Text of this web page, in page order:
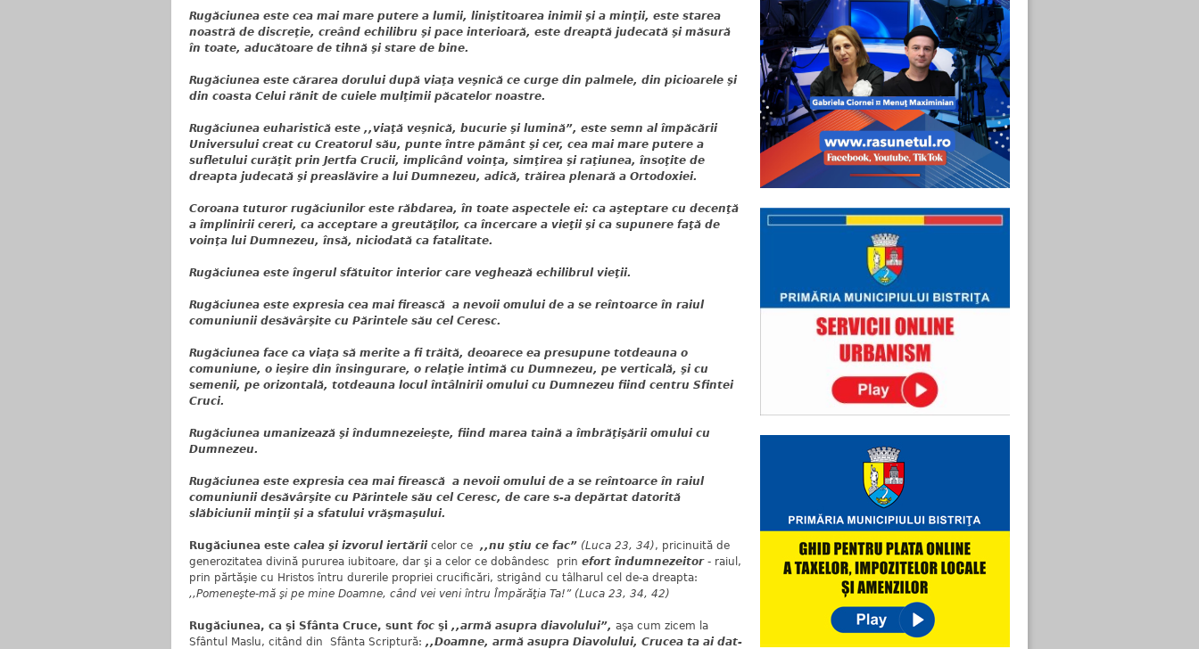
Rugăciunea este cea mai mare putere a lumii, liniştitoarea inimii şi a minţii, este starea
noastră de discreţie, creând echilibru şi pace interioară, este dreaptă judecată şi măsură
în toate, aducătoare de tihnă şi stare de bine.
Rugăciunea este cărarea dorului după viaţa veşnică ce curge din palmele, din picioarele şi
din coasta Celui rănit de cuiele mulţimii păcatelor noastre.
Rugăciunea euharistică este ,,viaţă veşnică, bucurie şi lumină”, este semn al împăcării
Universului creat cu Creatorul său, punte între pământ şi cer, cea mai mare putere a
sufletului curăţit prin Jertfa Crucii, implicând voinţa, simţirea şi raţiunea, însoţite de
dreapta judecată şi preaslăvire a lui Dumnezeu, adică, trăirea plenară a Ortodoxiei.
Coroana tuturor rugăciunilor este răbdarea, în toate aspectele ei: ca aşteptare cu decenţă
a împlinirii cereri, ca acceptare a greutăţilor, ca încercare a vieţii şi ca supunere faţă de
voinţa lui Dumnezeu, însă, niciodată ca fatalitate.
Rugăciunea este îngerul sfătuitor interior care veghează echilibrul vieţii.
Rugăciunea este expresia cea mai firească a nevoii omului de a se reîntoarce în raiul
comuniunii desăvârşite cu Părintele său cel Ceresc.
Rugăciunea face ca viaţa să merite a fi trăită, deoarece ea presupune totdeauna o
comuniune, o ieşire din însingurare, o relaţie intimă cu Dumnezeu, pe verticală, şi cu
semenii, pe orizontală, totdeauna locul întâlnirii omului cu Dumnezeu fiind centru Sfintei
Cruci.
Rugăciunea umanizează şi îndumnezeieşte, fiind marea taină a îmbrăţişării omului cu
Dumnezeu.
Rugăciunea este expresia cea mai firească a nevoii omului de a se reîntoarce în raiul
comuniunii desăvârşite cu Părintele său cel Ceresc, de care s-a depărtat datorită
slăbiciunii minţii şi a sfatului vrăşmaşului.
Rugăciunea este calea şi izvorul iertării celor ce ,,nu ştiu ce fac” (Luca 23, 34), pricinuită de
generozitatea divină pururea iubitoare, dar şi a celor ce dobândesc prin efort îndumnezeitor- raiul,
prin părtăşie cu Hristos întru durerile propriei crucificări, strigând cu tâlharul cel de-a dreapta:
,,Pomeneşte-mă şi pe mine Doamne, când vei veni întru Împărăţia Ta!” (Luca 23, 34, 42)
Rugăciunea, ca şi Sfânta Cruce, sunt foc şi ,,armă asupra diavolului”, aşa cum zicem la
Sfântul Maslu, citând din Sfânta Scriptură: ,,Doamne, armă asupra Diavolului, Crucea ta ai dat-